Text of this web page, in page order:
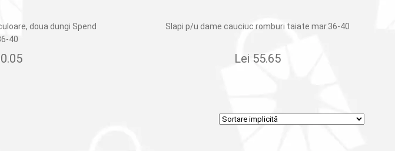
doua dungi Spend
40
Slapi p/u dame cauciuc romburi taiate mar.36-40
Lei 55.65